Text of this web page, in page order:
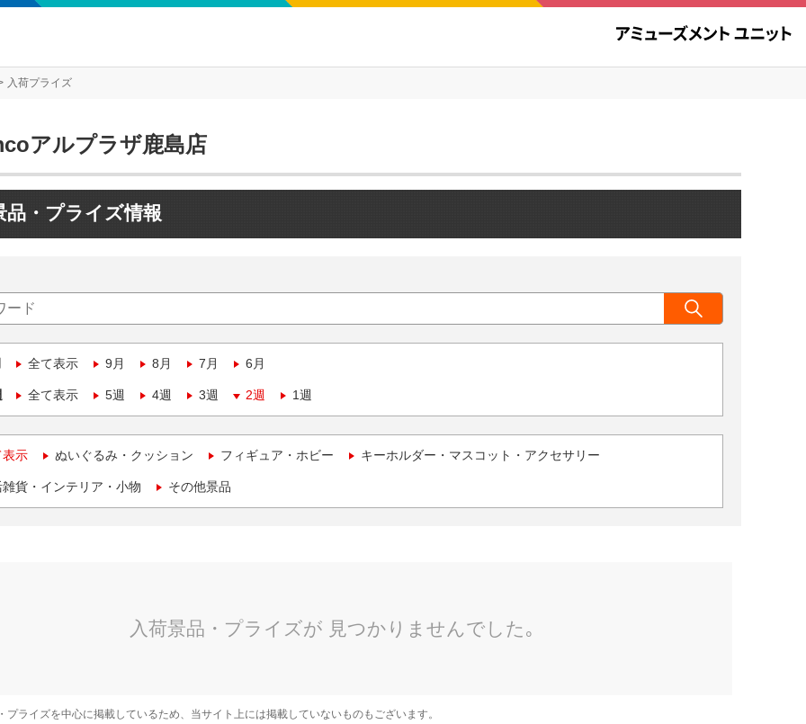
入荷プライズ
アルプラザ鹿島店
品・プライズ情報
全て表示 9月 8月 7月 6月
全て表示 5週 4週 3週 2週 1週
表示 ぬいぐるみ・クッション フィギュア・ホビー キーホルダー・マスコット・アクセサリー
貨・インテリア・小物 その他景品